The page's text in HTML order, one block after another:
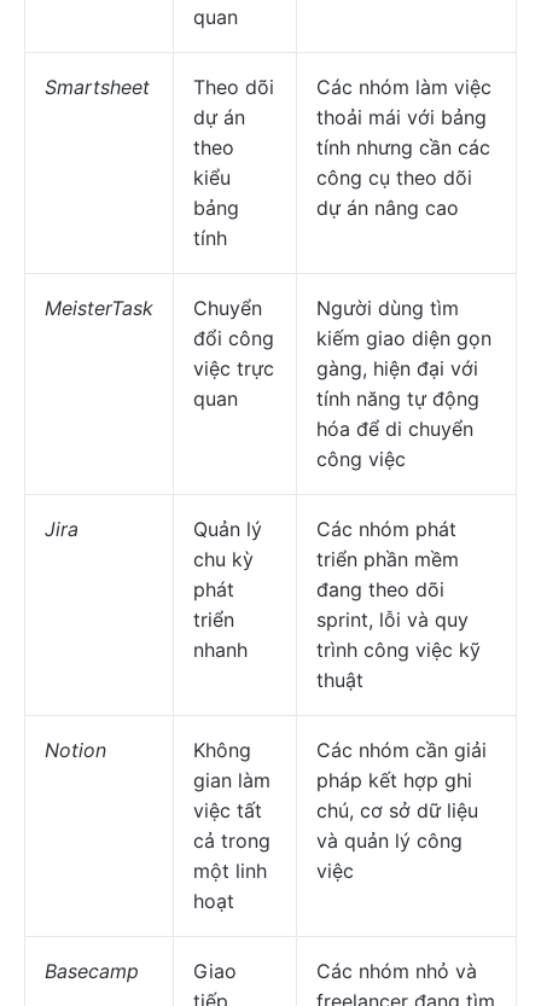
quan
Smartsheet
Theo dõi
dự án
theo
kiểu
bảng
tính
Các nhóm làm việc
thoải mái với bảng
tính nhưng cần các
công cụ theo dõi
dự án nâng cao
MeisterTask
Chuyển
đổi công
việc trực
quan
Người dùng tìm
kiếm giao diện gọn
gàng, hiện đại với
tính năng tự động
hóa để di chuyển
công việc
Jira
Quản lý
chu kỳ
phát
triển
nhanh
Các nhóm phát
triển phần mềm
đang theo dõi
sprint, lỗi và quy
trình công việc kỹ
thuật
Notion
Không
gian làm
việc tất
cả trong
một linh
hoạt
Các nhóm cần giải
pháp kết hợp ghi
chú, cơ sở dữ liệu
và quản lý công
việc
Basecamp
Giao
tiếp
Các nhóm nhỏ và
freelancer đang tìm